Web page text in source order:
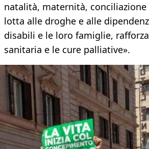
natalità, maternità,
lotta alle droghe e alle
disabili e le loro famiglie,
sanitaria e le cure palliative».